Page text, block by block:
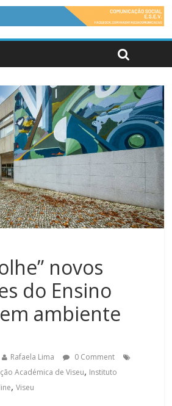
novos
do Ensino
ambiente
Rafaela Lima
0 Comment
Académica de Viseu, Instituto
,Viseu